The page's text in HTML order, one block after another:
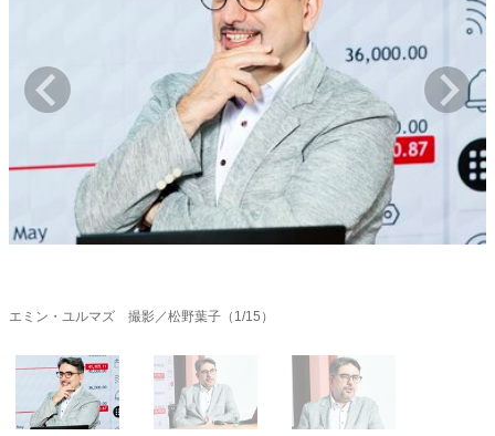
変革の原動力
トップが描く未来
マインドセット
重圧との向き合い方 一流のルーティン
20代の現在地
忘れられない言葉
10代・20代の土台
パートナーとの歩み方
親になるということ
病が教えてくれたこと
熱狂できるもの
一生モノの愛用品
エミン・ユルマズ 撮影／松野葉子（1/15）